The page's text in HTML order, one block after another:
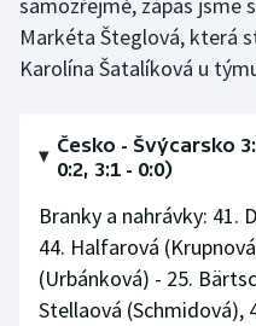
Markéta Šteglová, která
Karolína Šatalíková u
Česko - Švýcarsko
0:2, 3:1 - 0:0)
Branky a nahrávky: 41.
44. Halfarová
(Urbánková) - 25.
Stellaová (Schmidová),